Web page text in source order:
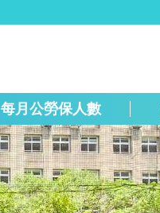
每月公勞保人數